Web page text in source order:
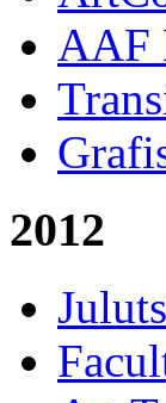
AAF
2012